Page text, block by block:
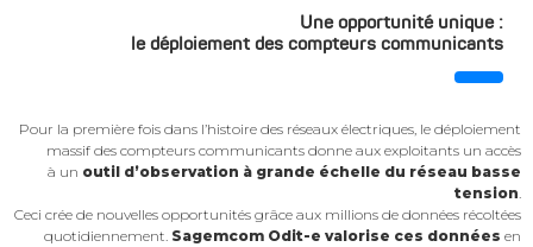
Une opportunité unique :
le déploiement des compteurs communicants
Pour la première fois dans l’histoire des réseaux électriques, le déploiement
massif des compteurs communicants donne aux exploitants un accès
à un outil d’observation à grande échelle du réseau basse
tension.
Ceci crée de nouvelles opportunités grâce aux millions de données récoltées
quotidiennement. Sagemcom Odit-e valorise ces données en